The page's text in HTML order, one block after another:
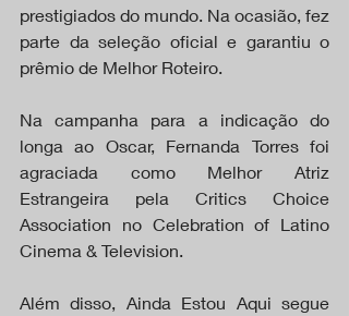
prestigiados do mundo. Na ocasião, fez
parte da seleção oficial e garantiu o
prêmio de Melhor Roteiro.
Na campanha para a indicação do
longa ao Oscar, Fernanda Torres foi
agraciada como Melhor Atriz
Estrangeira pela Critics Choice
Association no Celebration of Latino
Cinema & Television.
Além disso, Ainda Estou Aqui segue